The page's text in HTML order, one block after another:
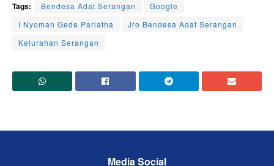
Tags: Bendesa Adat Serangan
Google
I Nyoman Gede Pariatha
Jro Bendesa Adat Serangan
Kelurahan Serangan
Media Social